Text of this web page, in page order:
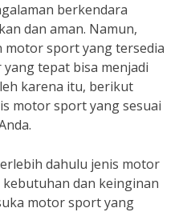
berkendara
dan aman. Namun,
motor sport yang tersedia
tepat bisa menjadi
karena itu, berikut
motor sport yang sesuai
dahulu jenis motor
dan keinginan
motor sport yang